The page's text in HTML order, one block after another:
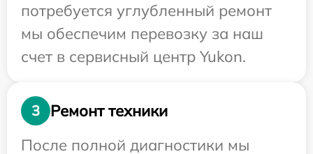
потребуется углубленный ремонт
мы обеспечим перевозку за наш
счет в сервисный центр Yukon.
3
Ремонт техники
После полной диагностики мы